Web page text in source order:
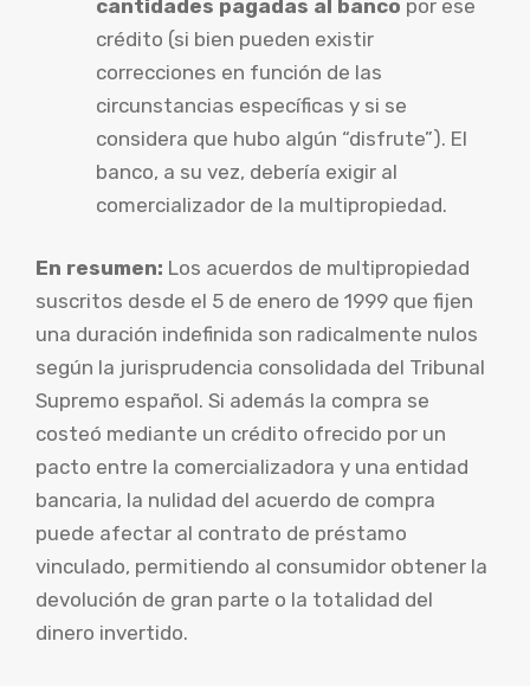
cantidades pagadas al banco por ese
crédito (si bien pueden existir
correcciones en función de las
circunstancias específicas y si se
considera que hubo algún “disfrute”). El
banco, a su vez, debería exigir al
comercializador de la multipropiedad.
En resumen: Los acuerdos de multipropiedad
suscritos desde el 5 de enero de 1999 que fijen
una duración indefinida son radicalmente nulos
según la jurisprudencia consolidada del Tribunal
Supremo español. Si además la compra se
costeó mediante un crédito ofrecido por un
pacto entre la comercializadora y una entidad
bancaria, la nulidad del acuerdo de compra
puede afectar al contrato de préstamo
vinculado, permitiendo al consumidor obtener la
devolución de gran parte o la totalidad del
dinero invertido.